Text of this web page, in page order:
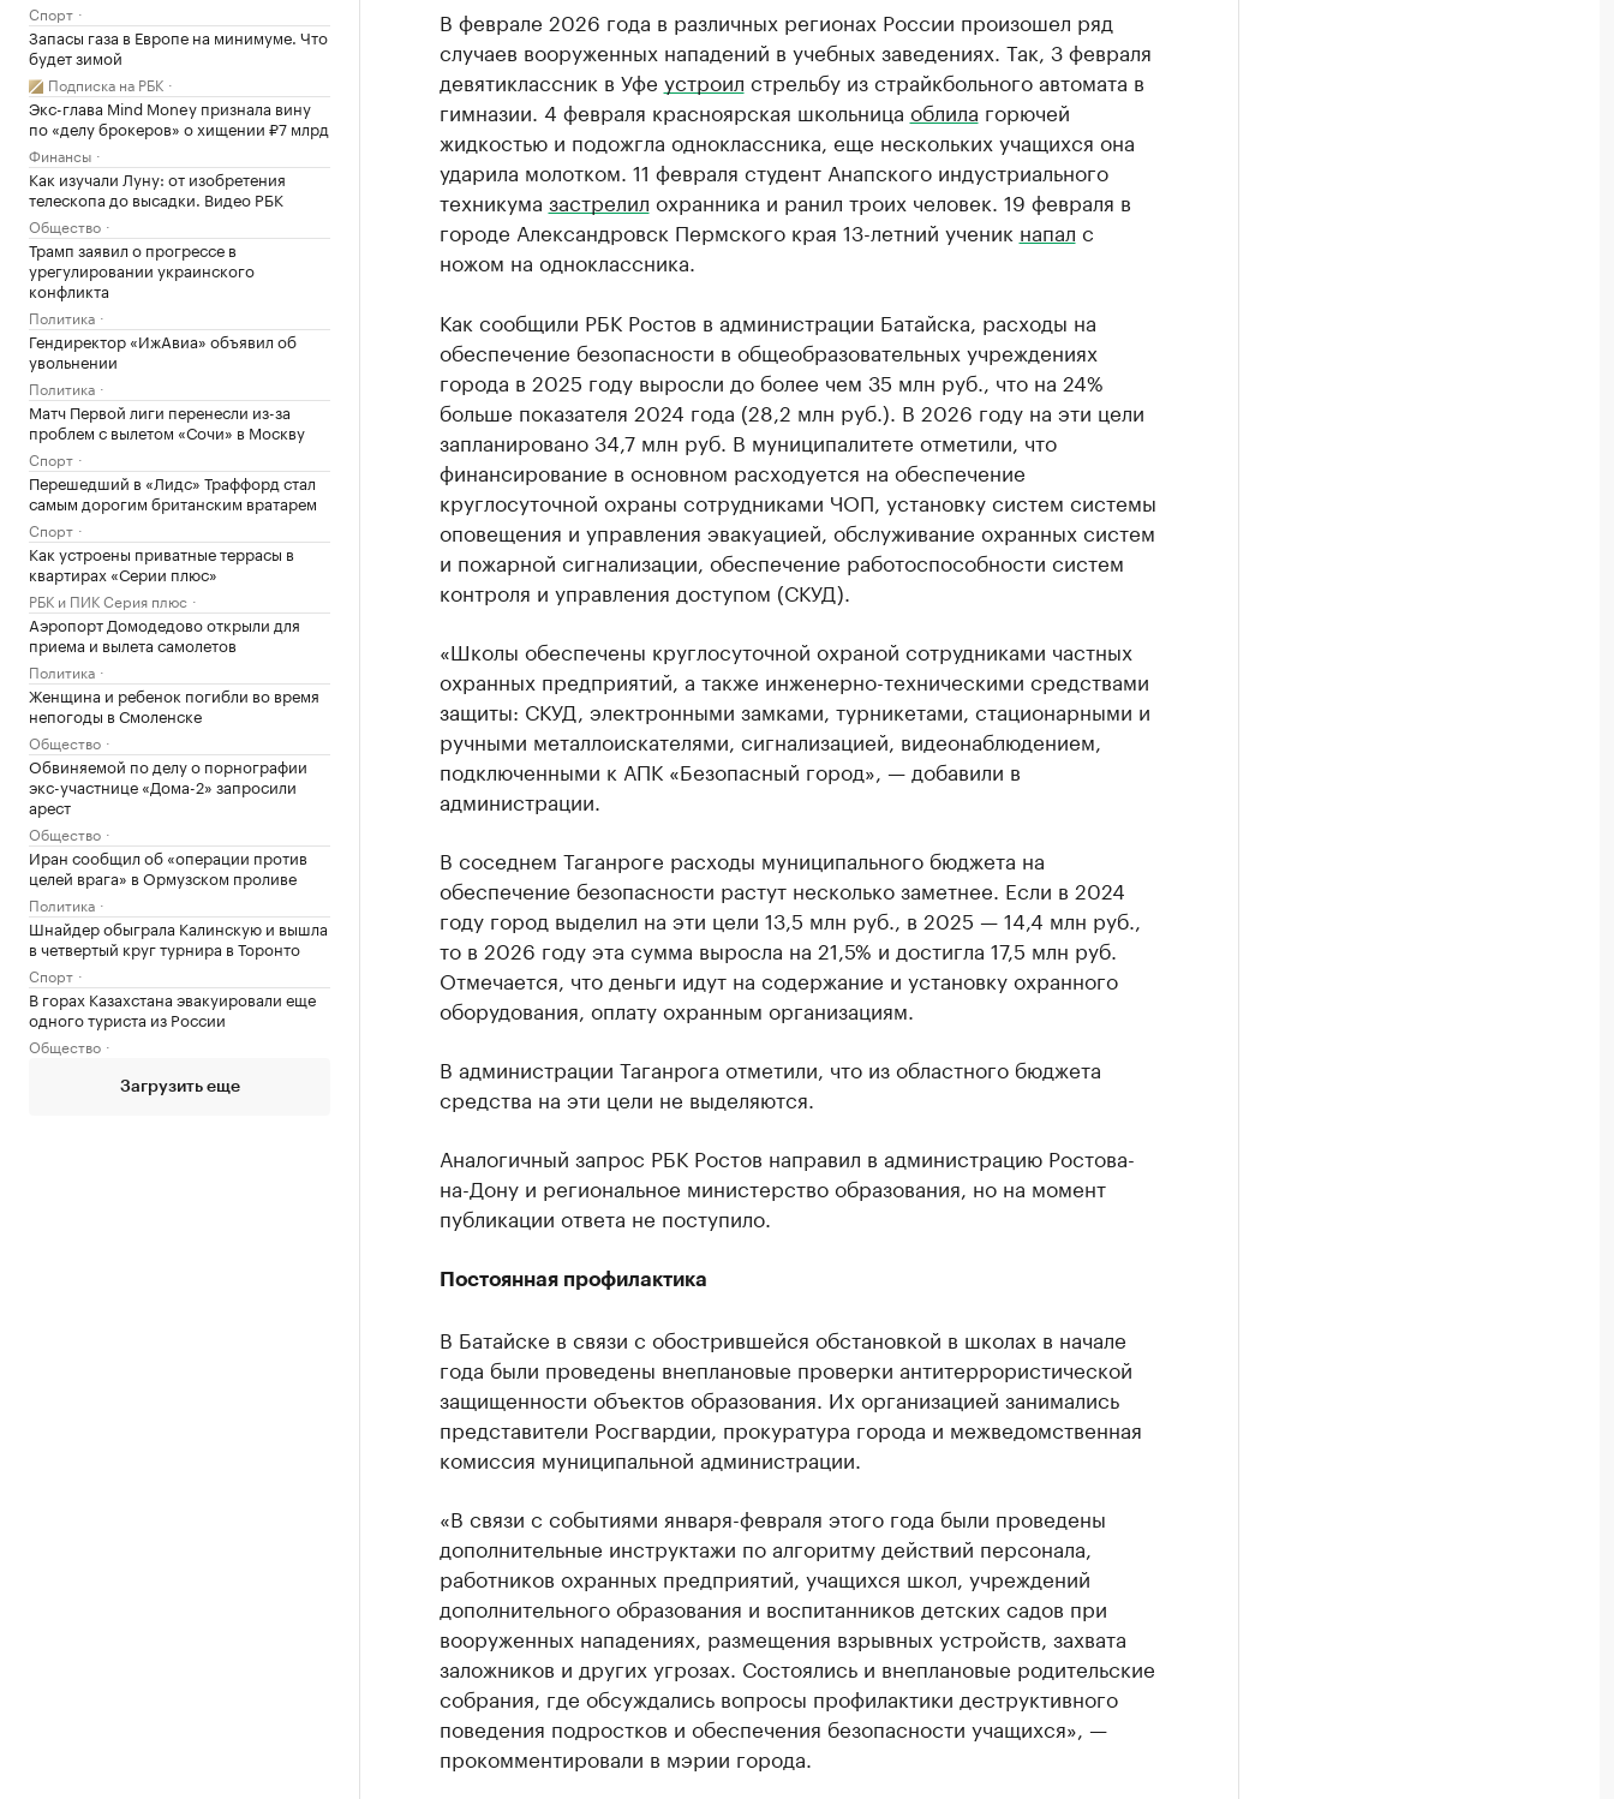
Спорт
Запасы газа в Европе на минимуме. Что
будет зимой
Подписка на РБК
Экс-глава Mind Money признала вину
по «делу брокеров» о хищении ₽7 млрд
Финансы
Как изучали Луну: от изобретения
телескопа до высадки. Видео РБК
Общество
Трамп заявил о прогрессе в
урегулировании украинского
конфликта
Политика
Гендиректор «ИжАвиа» объявил об
увольнении
Политика
Матч Первой лиги перенесли из-за
проблем с вылетом «Сочи» в Москву
Спорт
Перешедший в «Лидс» Траффорд стал
самым дорогим британским вратарем
Спорт
Как устроены приватные террасы в
квартирах «Серии плюс»
РБК и ПИК Серия плюс
Аэропорт Домодедово открыли для
приема и вылета самолетов
Политика
Женщина и ребенок погибли во время
непогоды в Смоленске
Общество
Обвиняемой по делу о порнографии
экс-участнице «Дома-2» запросили
арест
Общество
Иран сообщил об «операции против
целей врага» в Ормузском проливе
Политика
Шнайдер обыграла Калинскую и вышла
в четвертый круг турнира в Торонто
Спорт
В горах Казахстана эвакуировали еще
одного туриста из России
Общество
Загрузить еще
В феврале 2026 года в различных регионах России произошел ряд
случаев вооруженных нападений в учебных заведениях. Так, 3 февраля
девятиклассник в Уфе устроил стрельбу из страйкбольного автомата в
гимназии. 4 февраля красноярская школьница облила горючей
жидкостью и подожгла одноклассника, еще нескольких учащихся она
ударила молотком. 11 февраля студент Анапского индустриального
техникума застрелил охранника и ранил троих человек. 19 февраля в
городе Александровск Пермского края 13-летний ученик напал с
ножом на одноклассника.
Как сообщили РБК Ростов в администрации Батайска, расходы на
обеспечение безопасности в общеобразовательных учреждениях
города в 2025 году выросли до более чем 35 млн руб., что на 24%
больше показателя 2024 года (28,2 млн руб.). В 2026 году на эти цели
запланировано 34,7 млн руб. В муниципалитете отметили, что
финансирование в основном расходуется на обеспечение
круглосуточной охраны сотрудниками ЧОП, установку систем системы
оповещения и управления эвакуацией, обслуживание охранных систем
и пожарной сигнализации, обеспечение работоспособности систем
контроля и управления доступом (СКУД).
«Школы обеспечены круглосуточной охраной сотрудниками частных
охранных предприятий, а также инженерно-техническими средствами
защиты: СКУД, электронными замками, турникетами, стационарными и
ручными металлоискателями, сигнализацией, видеонаблюдением,
подключенными к АПК «Безопасный город», — добавили в
администрации.
В соседнем Таганроге расходы муниципального бюджета на
обеспечение безопасности растут несколько заметнее. Если в 2024
году город выделил на эти цели 13,5 млн руб., в 2025 — 14,4 млн руб.,
то в 2026 году эта сумма выросла на 21,5% и достигла 17,5 млн руб.
Отмечается, что деньги идут на содержание и установку охранного
оборудования, оплату охранным организациям.
В администрации Таганрога отметили, что из областного бюджета
средства на эти цели не выделяются.
Аналогичный запрос РБК Ростов направил в администрацию Ростова-
на-Дону и региональное министерство образования, но на момент
публикации ответа не поступило.
Постоянная профилактика
В Батайске в связи с обострившейся обстановкой в школах в начале
года были проведены внеплановые проверки антитеррористической
защищенности объектов образования. Их организацией занимались
представители Росгвардии, прокуратура города и межведомственная
комиссия муниципальной администрации.
«В связи с событиями января-февраля этого года были проведены
дополнительные инструктажи по алгоритму действий персонала,
работников охранных предприятий, учащихся школ, учреждений
дополнительного образования и воспитанников детских садов при
вооруженных нападениях, размещения взрывных устройств, захвата
заложников и других угрозах. Состоялись и внеплановые родительские
собрания, где обсуждались вопросы профилактики деструктивного
поведения подростков и обеспечения безопасности учащихся», —
прокомментировали в мэрии города.